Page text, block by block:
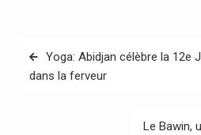
Navigation
de
Yoga: Abidjan célèbre la 12e
dans la ferveur
Le Bawin,